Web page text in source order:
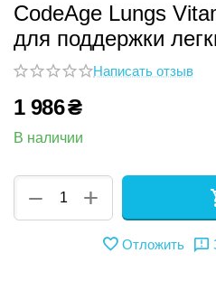
CodeAge Lungs
для поддержки
Написать отзыв
1 986₴
В наличии
+
−
Отложить